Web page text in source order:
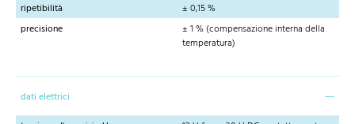
ripetibilità
± 0,15 %
precisione
± 1 % (compensazione interna della
temperatura)
dati elettrici